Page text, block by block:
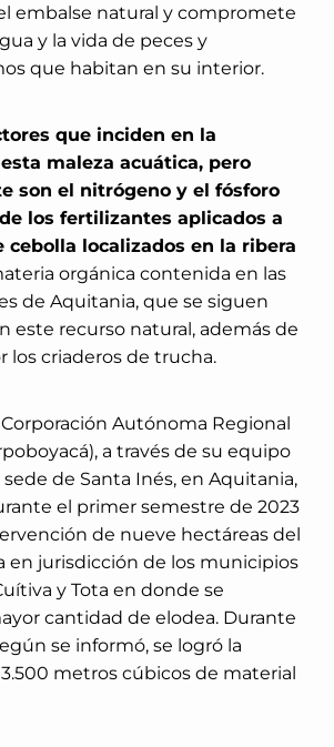
embalse natural y compromete
y la vida de peces y
que habitan en su interior.
que inciden en la
maleza acuática, pero
son el nitrógeno y el fósforo
los fertilizantes aplicados a
cebolla localizados en la ribera
orgánica contenida en las
de Aquitania, que se siguen
este recurso natural, además de
los criaderos de trucha.
Autónoma Regional
a través de su equipo
de Santa Inés, en Aquitania,
el primer semestre de 2023
de nueve hectáreas del
en jurisdicción de los municipios
y Tota en donde se
cantidad de elodea. Durante
se informó, se logró la
metros cúbicos de material